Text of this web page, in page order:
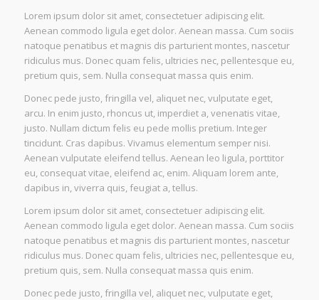
Lorem ipsum dolor sit amet, consectetuer adipiscing elit.
Aenean commodo ligula eget dolor. Aenean massa. Cum sociis
natoque penatibus et magnis dis parturient montes, nascetur
ridiculus mus. Donec quam felis, ultricies nec, pellentesque eu,
pretium quis, sem. Nulla consequat massa quis enim.
Donec pede justo, fringilla vel, aliquet nec, vulputate eget,
arcu. In enim justo, rhoncus ut, imperdiet a, venenatis vitae,
justo. Nullam dictum felis eu pede mollis pretium. Integer
tincidunt. Cras dapibus. Vivamus elementum semper nisi.
Aenean vulputate eleifend tellus. Aenean leo ligula, porttitor
eu, consequat vitae, eleifend ac, enim. Aliquam lorem ante,
dapibus in, viverra quis, feugiat a, tellus.
Lorem ipsum dolor sit amet, consectetuer adipiscing elit.
Aenean commodo ligula eget dolor. Aenean massa. Cum sociis
natoque penatibus et magnis dis parturient montes, nascetur
ridiculus mus. Donec quam felis, ultricies nec, pellentesque eu,
pretium quis, sem. Nulla consequat massa quis enim.
Donec pede justo, fringilla vel, aliquet nec, vulputate eget,